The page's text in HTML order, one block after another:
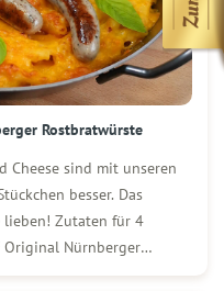
Rostbratwürste
Cheese sind mit unseren
besser. Das
lieben! Zutaten für 4
Original Nürnberger